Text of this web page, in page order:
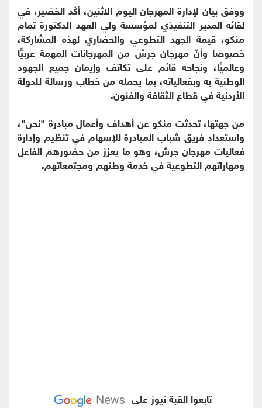
ووفق بيان لإدارة المهرجان اليوم الاثنين، أكّد الخضير، في
لقائه المدير التنفيذي لمؤسسة ولي العهد الدكتورة تمام
منكو، قيمة الجهد التطوعي والحضاري لهذه المشاركة،
خصوصًا وأنّ مهرجان جرش من المهرجانات المهمة عربيًّا
وعالميًّا، ونجاحه قائم على تكاتف وإيمان جميع الجهود
الوطنية به وبفعالياته، بما يحمله من خطاب ورسالة للدولة
الأردنية في قطاع الثقافة والفنون.
من جهتها، تحدثت منكو عن أهداف وأعمال مبادرة "نحن"،
واستعداد فريق شباب المبادرة للإسهام في تنظيم وإدارة
فعاليات مهرجان جرش، وهو ما يعزز من حضورهم الفاعل
ومهاراتهم التطوعية في خدمة وطنهم ومجتمعاتهم.
تابعوا القبة نيوز على